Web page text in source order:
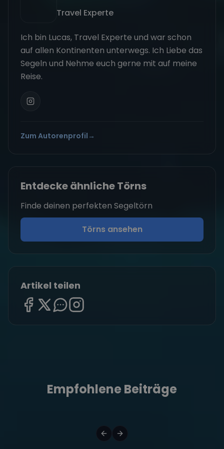
Travel Experte
Ich bin Lucas, Travel Experte und war schon
auf allen Kontinenten unterwegs. Ich Liebe das
Segeln und Nehme euch gerne mit auf meine
Reise.
Zum Autorenprofil →
Entdecke ähnliche Törns
Finde deinen perfekten Segeltörn
Törns ansehen
Artikel teilen
Empfohlene Beiträge